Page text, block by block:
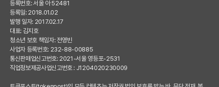
등록번호: 서울 아 52481
등록일: 2018.01.02
발행 일자: 2017.02.17
대표: 김지호
청소년 보호 책임자: 전영빈
사업자 등록번호: 232-88-00885
통신판매업신고번호: 2021-서울 영등포-2531
직업정보제공사업신고번호 : J1204020230009